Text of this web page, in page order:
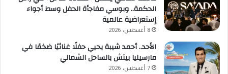
الحكمة.. وبوسي مفاجأة الحفل وسط أجواء
إستعراضية عالمية
8 أغسطس، 2026
الأحد.. أحمد شيبة يحيي حفلًا غنائيًا ضخمًا في
مارسيليا بيتش بالساحل الشمالي
7 أغسطس، 2026